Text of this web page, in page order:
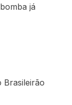
já
Brasileirão